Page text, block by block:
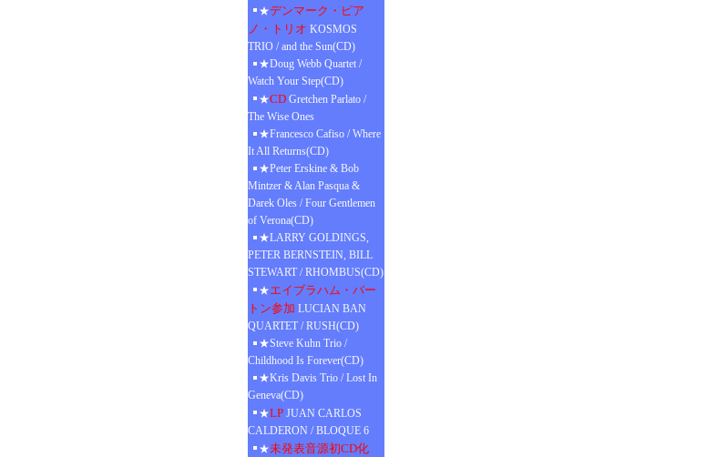
★デンマーク・ピア
ノ・トリオ KOSMOS
TRIO / and the Sun(CD)
★Doug Webb Quartet /
Watch Your Step(CD)
★CD Gretchen Parlato /
The Wise Ones
★Francesco Cafiso / Where
It All Returns(CD)
★Peter Erskine & Bob
Mintzer & Alan Pasqua &
Darek Oles / Four Gentlemen
of Verona(CD)
★LARRY GOLDINGS,
PETER BERNSTEIN, BILL
STEWART / RHOMBUS(CD)
★エイブラハム・バー
トン参加 LUCIAN BAN
QUARTET / RUSH(CD)
★Steve Kuhn Trio /
Childhood Is Forever(CD)
★Kris Davis Trio / Lost In
Geneva(CD)
★LP JUAN CARLOS
CALDERON / BLOQUE 6
★未発表音源初CD化